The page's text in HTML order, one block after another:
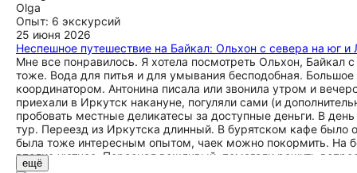
Olga
Опыт: 6 экскурсий
25 июня 2026
Неспешное путешествие на Байкал: Ольхон с севера на юг и
Мне все понравилось. Я хотела посмотреть Ольхон,
тоже. Вода для питья и для умывания бесподобная.
координатором. Антонина писала или звонила утром и
приехали в Иркутск накануне, погуляли сами (и
пробовать местные деликатесы за доступные деньги. В
тур. Переезд из Иркутска длинный. В бурятском кафе было
была тоже интересным опытом, чаек можно покормить. На
вполне уютное. Персонал вежливый, помогали решить
прогрелась и нормально стало. Удобрый матрас. Жили мы
ещё